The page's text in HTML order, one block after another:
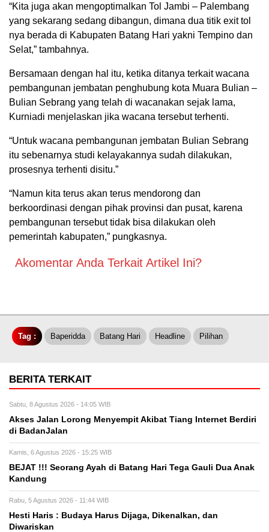
“Kita juga akan mengoptimalkan Tol Jambi – Palembang
yang sekarang sedang dibangun, dimana dua titik exit tol
nya berada di Kabupaten Batang Hari yakni Tempino dan
Selat,” tambahnya.
Bersamaan dengan hal itu, ketika ditanya terkait wacana
pembangunan jembatan penghubung kota Muara Bulian –
Bulian Sebrang yang telah di wacanakan sejak lama,
Kurniadi menjelaskan jika wacana tersebut terhenti.
“Untuk wacana pembangunan jembatan Bulian Sebrang
itu sebenarnya studi kelayakannya sudah dilakukan,
prosesnya terhenti disitu.”
“Namun kita terus akan terus mendorong dan
berkoordinasi dengan pihak provinsi dan pusat, karena
pembangunan tersebut tidak bisa dilakukan oleh
pemerintah kabupaten,” pungkasnya.
Akomentar Anda Terkait Artikel Ini?
Tag : Baperidda Batang Hari Headline Pilihan
BERITA TERKAIT
Sabtu, 8 Agustus 2026 - 14:05 WIB
Akses Jalan Lorong Menyempit Akibat Tiang Internet Berdiri
di BadanJalan
Kamis, 6 Agustus 2026 - 15:25 WIB
BEJAT !!! Seorang Ayah di Batang Hari Tega Gauli Dua Anak
Kandung
Rabu, 5 Agustus 2026 - 11:44 WIB
Hesti Haris : Budaya Harus Dijaga, Dikenalkan, dan
Diwariskan